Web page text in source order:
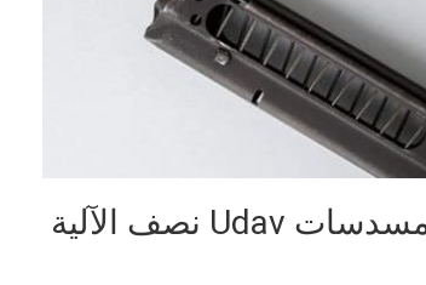
تقدم Rostec مجموعة من مسدسات Udav نصف الآلية